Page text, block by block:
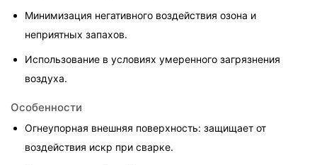
Минимизация негативного воздействия озона и
неприятных запахов.
Использование в условиях умеренного загрязнения
воздуха.
Особенности
Огнеупорная внешняя поверхность: защищает от
воздействия искр при сварке.